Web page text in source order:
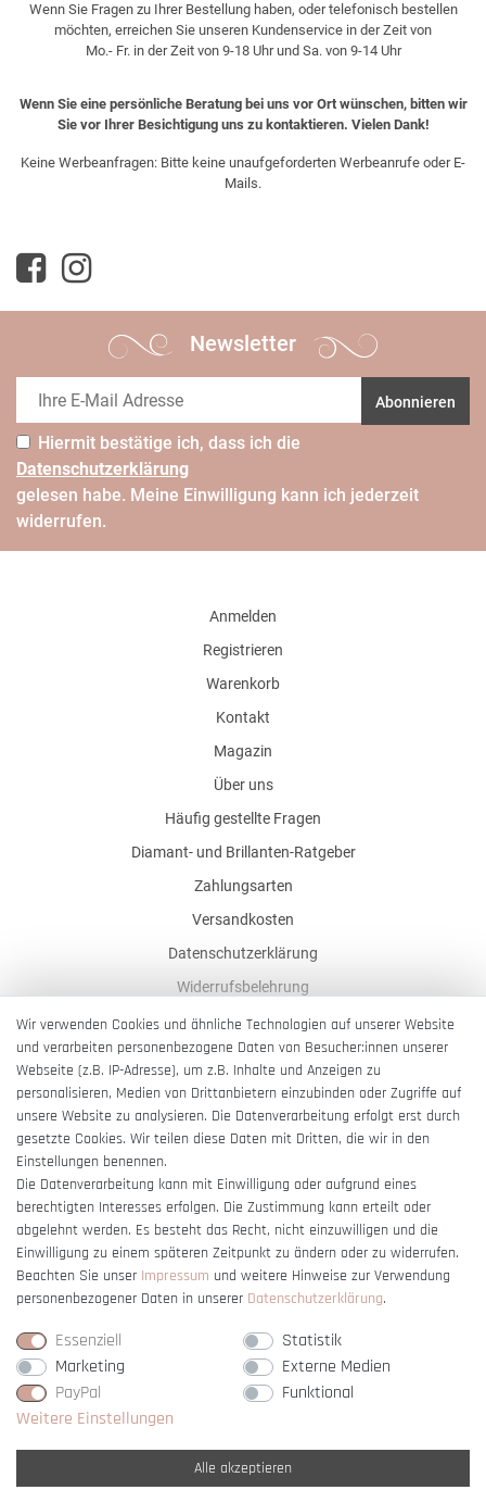
Wenn Sie Fragen zu Ihrer Bestellung haben, oder telefonisch bestellen
möchten, erreichen Sie unseren Kundenservice in der Zeit von
Mo.- Fr. in der Zeit von 9-18 Uhr und Sa. von 9-14 Uhr
Wenn Sie eine persönliche Beratung bei uns vor Ort wünschen, bitten wir
Sie vor Ihrer Besichtigung uns zu kontaktieren. Vielen Dank!
Keine Werbeanfragen: Bitte keine unaufgeforderten Werbeanrufe oder E-
Mails.
Newsletter
Abonnieren
Hiermit bestätige ich, dass ich die
Daten­schutz­erklärung
gelesen habe. Meine Einwilligung kann ich jederzeit
widerrufen.
Anmelden
Registrieren
Warenkorb
Kontakt
Magazin
Über uns
Häufig gestellte Fragen
Diamant- und Brillanten-Ratgeber
Zahlungsarten
Versandkosten
Datenschutzerklärung
Widerrufsbelehrung
AGB
Impressum
Barrierefreiheitserklärung
Vertrag widerrufen
Wir verwenden Cookies und ähnliche Technologien auf unserer Website
und verarbeiten personenbezogene Daten von Besucher:innen unserer
Webseite (z.B. IP-Adresse), um z.B. Inhalte und Anzeigen zu
personalisieren, Medien von Drittanbietern einzubinden oder Zugriffe auf
unsere Website zu analysieren. Die Datenverarbeitung erfolgt erst durch
gesetzte Cookies. Wir teilen diese Daten mit Dritten, die wir in den
Einstellungen benennen.
Die Datenverarbeitung kann mit Einwilligung oder aufgrund eines
berechtigten Interesses erfolgen. Die Zustimmung kann erteilt oder
abgelehnt werden. Es besteht das Recht, nicht einzuwilligen und die
Einwilligung zu einem späteren Zeitpunkt zu ändern oder zu widerrufen.
Beachten Sie unser Impressum und weitere Hinweise zur Verwendung
personenbezogener Daten in unserer Daten­schutz­erklärung.
Essenziell
Statistik
Marketing
Externe Medien
PayPal
Funktional
Weitere Einstellungen
Alle akzeptieren